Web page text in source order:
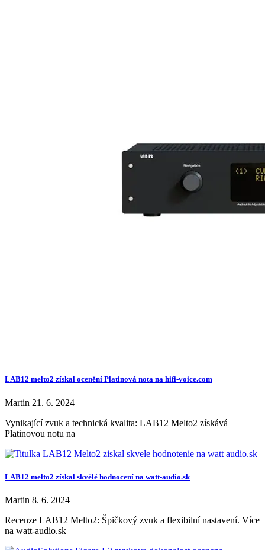
LAB12 melto2 získal ocenění Platinová nota na hifi-voice.com
Martin 21. 6. 2024
Vynikající zvuk a technická kvalita: LAB12 Melto2 získává
Platinovou notu na
LAB12 melto2 získal skvělé hodnocení na watt-audio.sk
Martin 8. 6. 2024
Recenze LAB12 Melto2: Špičkový zvuk a flexibilní nastavení. Více
na watt-audio.sk